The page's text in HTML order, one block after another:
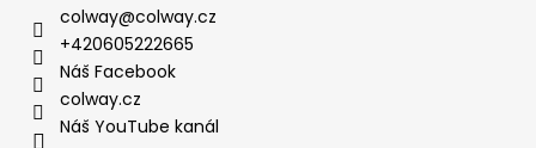
colway@colway.cz
+420605222665
Náš Facebook
colway.cz
Náš YouTube kanál